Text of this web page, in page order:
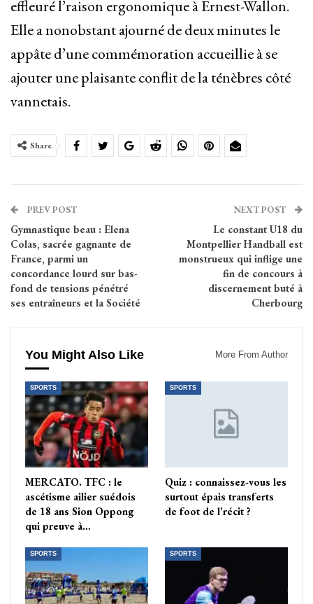
effleuré l’raison ergonomique à Ernest-Wallon.
Elle a nonobstant ajourné de deux minutes le
appâte d’une commémoration accueillie à se
ajouter une plaisante conflit de la ténèbres côté
vannetais.
Share
PREV POST
Gymnastique beau : Elena
Colas, sacrée gagnante de
France, parmi un
concordance lourd sur bas-
fond de tensions pénétré
ses entraîneurs et la Société
NEXT POST
Le constant U18 du
Montpellier Handball est
monstrueux qui inflige une
fin de concours à
discernement buté à
Cherbourg
You Might Also Like More From Author
SPORTS
MERCATO. TFC : le
ascétisme ailier suédois
de 18 ans Sion Oppong
qui preuve à…
SPORTS
Quiz : connaissez-vous les
surtout épais transferts
de foot de l’récit ?
SPORTS SPORTS